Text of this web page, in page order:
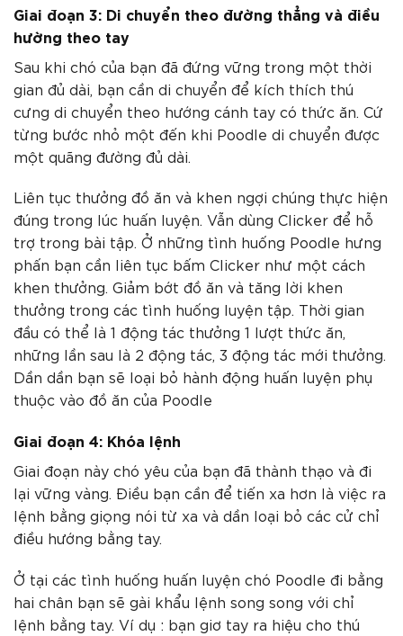
Giai đoạn 3: Di chuyển theo đường thẳng và điều
hường theo tay
Sau khi chó của bạn đã đứng vững trong một thời
gian đủ dài, bạn cần di chuyển để kích thích thú
cưng di chuyển theo hướng cánh tay có thức ăn. Cứ
từng bước nhỏ một đến khi Poodle di chuyển được
một quãng đường đủ dài.
Liên tục thưởng đồ ăn và khen ngợi chúng thực hiện
đúng trong lúc huấn luyện. Vẫn dùng Clicker để hỗ
trợ trong bài tập. Ở những tình huống Poodle hưng
phấn bạn cần liên tục bấm Clicker như một cách
khen thưởng. Giảm bớt đồ ăn và tăng lời khen
thưởng trong các tình huống luyện tập. Thời gian
đầu có thể là 1 động tác thưởng 1 lượt thức ăn,
những lần sau là 2 động tác, 3 động tác mới thưởng.
Dần dần bạn sẽ loại bỏ hành động huấn luyện phụ
thuộc vào đồ ăn của Poodle
Giai đoạn 4: Khóa lệnh
Giai đoạn này chó yêu của bạn đã thành thạo và đi
lại vững vàng. Điều bạn cần để tiến xa hơn là việc ra
lệnh bằng giọng nói từ xa và dần loại bỏ các cử chỉ
điều hướng bằng tay.
Ở tại các tình huống huấn luyện chó Poodle đi bằng
hai chân bạn sẽ gài khẩu lệnh song song với chỉ
lệnh bằng tay. Ví dụ : bạn giơ tay ra hiệu cho thú